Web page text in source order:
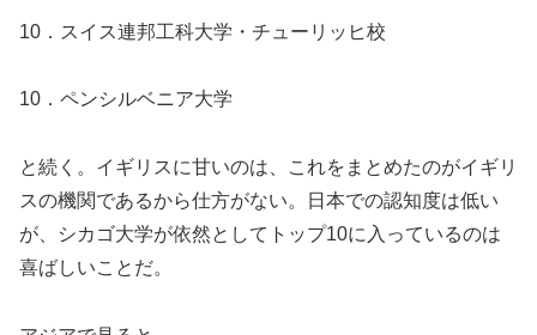
10．スイス連邦工科大学・チューリッヒ校
10．ペンシルベニア大学
と続く。イギリスに甘いのは、これをまとめたのがイギリ
スの機関であるから仕方がない。日本での認知度は低い
が、シカゴ大学が依然としてトップ10に入っているのは
喜ばしいことだ。